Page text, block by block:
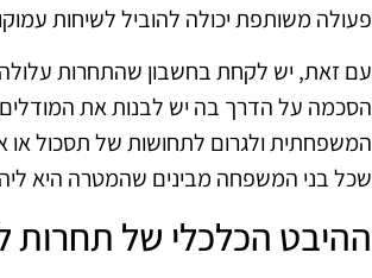
פעולה משותפת יכולה להוביל לשיחות
עם זאת, יש לקחת בחשבון שהתחרות עלולה
הסכמה על הדרך בה יש לבנות את
המשפחתית ולגרום לתחושות של תסכול או
שכל בני המשפחה מבינים שהמטרה היא
ההיבט הכלכלי של תחרות